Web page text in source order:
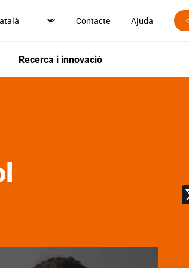
Contacte Ajuda
Recerca i innovació